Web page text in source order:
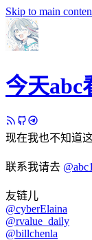
Skip to main
今天abc
现在我也不知道
联系我请去
友链儿
@cyberElaina
@rvalue_daily
@billchenla